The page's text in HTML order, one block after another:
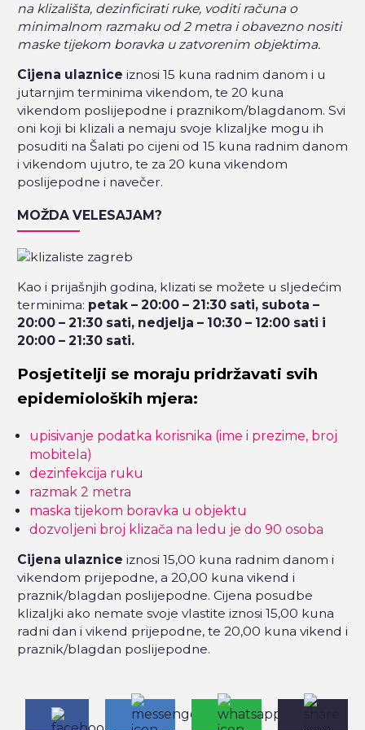
na klizališta, dezinficirati ruke, voditi računa o
minimalnom razmaku od 2 metra i obavezno nositi
maske tijekom boravka u zatvorenim objektima.
Cijena ulaznice iznosi 15 kuna radnim danom i u
jutarnjim terminima vikendom, te 20 kuna
vikendom poslijepodne i praznikom/blagdanom. Svi
oni koji bi klizali a nemaju svoje klizaljke mogu ih
posuditi na Šalati po cijeni od 15 kuna radnim danom
i vikendom ujutro, te za 20 kuna vikendom
poslijepodne i navečer.
MOŽDA VELESAJAM?
Kao i prijašnjih godina, klizati se možete u sljedećim
terminima: petak – 20:00 – 21:30 sati, subota –
20:00 – 21:30 sati, nedjelja – 10:30 – 12:00 sati i
20:00 – 21:30 sati.
Posjetitelji se moraju pridržavati svih
epidemioloških mjera:
upisivanje podatka korisnika (ime i prezime, broj
mobitela)
dezinfekcija ruku
razmak 2 metra
maska tijekom boravka u objektu
dozvoljeni broj klizača na ledu je do 90 osoba
Cijena ulaznice iznosi 15,00 kuna radnim danom i
vikendom prijepodne, a 20,00 kuna vikend i
praznik/blagdan poslijepodne. Cijena posudbe
klizaljki ako nemate svoje vlastite iznosi 15,00 kuna
radni dan i vikend prijepodne, te 20,00 kuna vikend i
praznik/blagdan poslijepodne.